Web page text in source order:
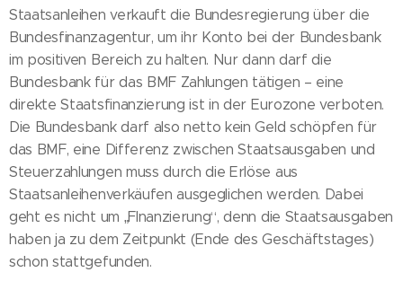
Staatsanleihen verkauft die Bundesregierung über die
Bundesfinanzagentur, um ihr Konto bei der Bundesbank
im positiven Bereich zu halten. Nur dann darf die
Bundesbank für das BMF Zahlungen tätigen – eine
direkte Staatsfinanzierung ist in der Eurozone verboten.
Die Bundesbank darf also netto kein Geld schöpfen für
das BMF, eine Differenz zwischen Staatsausgaben und
Steuerzahlungen muss durch die Erlöse aus
Staatsanleihenverkäufen ausgeglichen werden. Dabei
geht es nicht um „FInanzierung“, denn die Staatsausgaben
haben ja zu dem Zeitpunkt (Ende des Geschäftstages)
schon stattgefunden.